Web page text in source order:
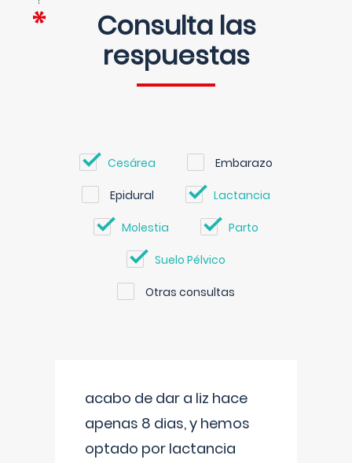
Consulta las
respuestas
Cesárea Embarazo
Epidural Lactancia
Molestia Parto
Suelo Pélvico
Otras consultas
acabo de dar a liz hace
apenas 8 dias, y hemos
optado por lactancia